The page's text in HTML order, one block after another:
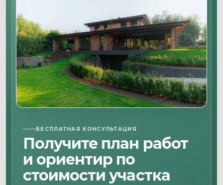
БЕСПЛАТНАЯ КОНСУЛЬТАЦИЯ
Получите план работ
и ориентир по
стоимости участка